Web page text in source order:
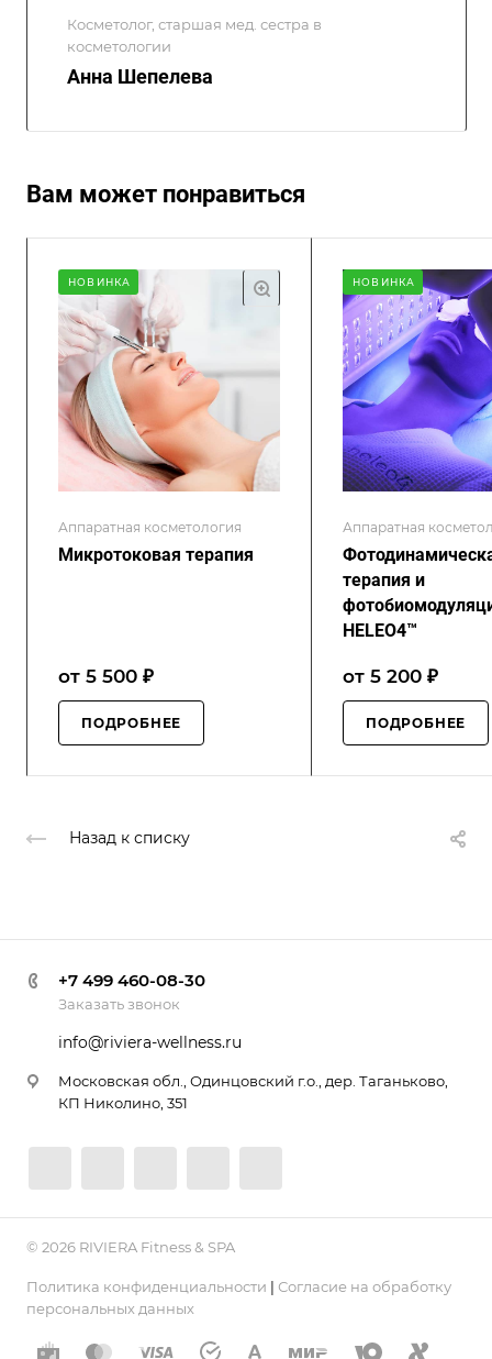
Косметолог, старшая мед. сестра в
косметологии
Анна Шепелева
Вам может понравиться
НОВИНКА
Аппаратная косметология
Микротоковая терапия
от 5 500 ₽
ПОДРОБНЕЕ
НОВИНКА
Аппаратная
терапия и
HELEO4™
от 5 200 ₽
ПОДРОБНЕЕ
Назад к списку
+7 499 460-08-30
Заказать звонок
info@riviera-wellness.ru
Московская обл., Одинцовский г.о., дер. Таганьково,
КП Николино, 351
© 2026 RIVIERA Fitness & SPA
Политика конфиденциальности | Согласие на обработку
персональных данных